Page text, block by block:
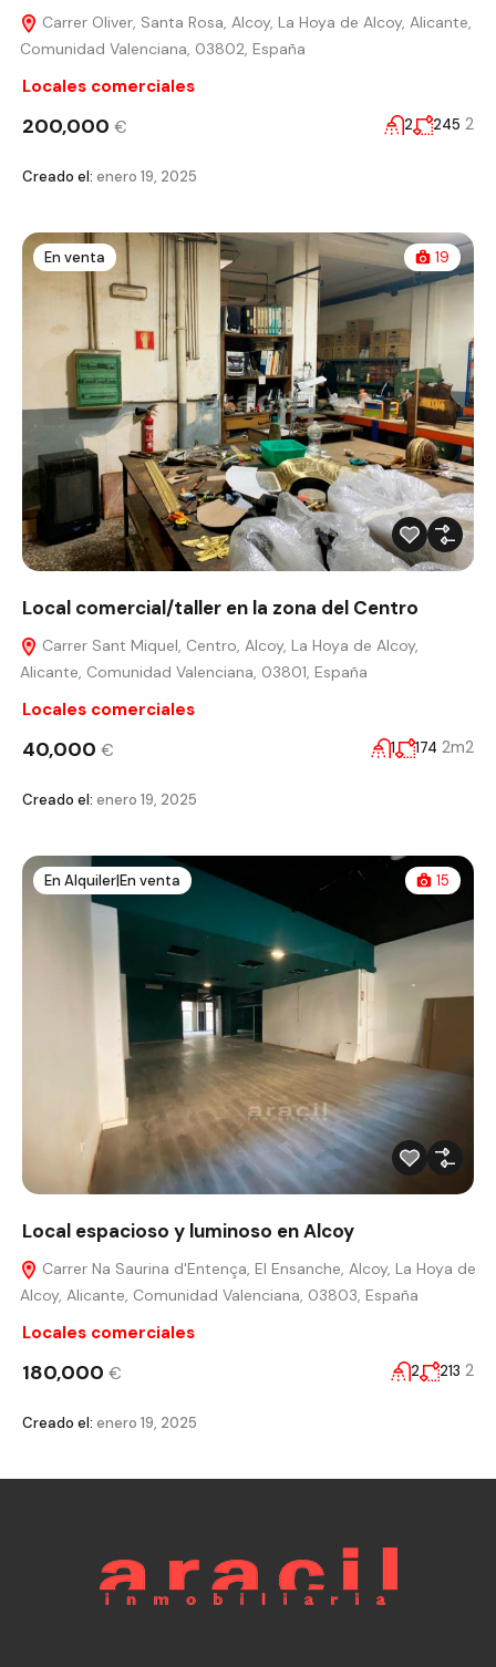
Carrer Oliver, Santa Rosa, Alcoy, La Hoya de Alcoy, Alicante,
Comunidad Valenciana, 03802, España
Locales comerciales
200,000 € 2 245 2
Creado el: enero 19, 2025
En venta 19
Local comercial/taller en la zona del Centro
Carrer Sant Miquel, Centro, Alcoy, La Hoya de Alcoy,
Alicante, Comunidad Valenciana, 03801, España
Locales comerciales
40,000 € 1 174 2m2
Creado el: enero 19, 2025
En Alquiler|En venta 15
Local espacioso y luminoso en Alcoy
Carrer Na Saurina d'Entença, El Ensanche, Alcoy, La Hoya de
Alcoy, Alicante, Comunidad Valenciana, 03803, España
Locales comerciales
180,000 € 2 213 2
Creado el: enero 19, 2025